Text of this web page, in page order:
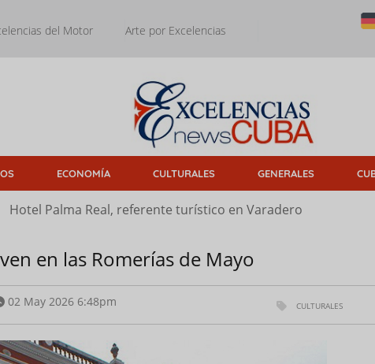
del Motor Arte por Excelencias
ECONOMÍA CULTURALES GENERALES
Hotel Palma Real, referente turístico en Varadero
en las Romerías de Mayo
02 May 2026 6:48pm CULTURALES